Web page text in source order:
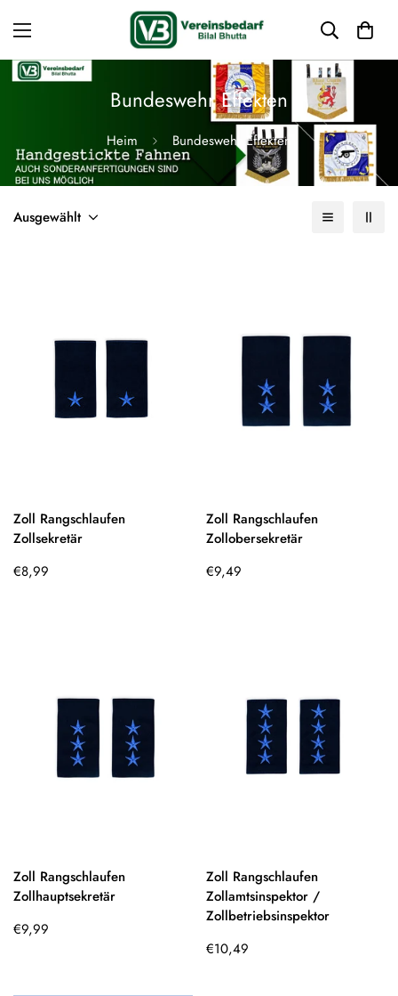
Bundeswehr Effekten
Heim Bundeswehr Effekten
Ausgewählt
Zoll Rangschlaufen
Zollsekretär
Regulärer
€8,99
Zoll Rangschlaufen
Zollobersekretär
Regulärer
€9,49
Zoll Rangschlaufen
Zollhauptsekretär
Regulärer
€9,99
Zoll Rangschlaufen
Zollamtsinspektor /
Zollbetriebsinspektor
Regulärer
€10,49